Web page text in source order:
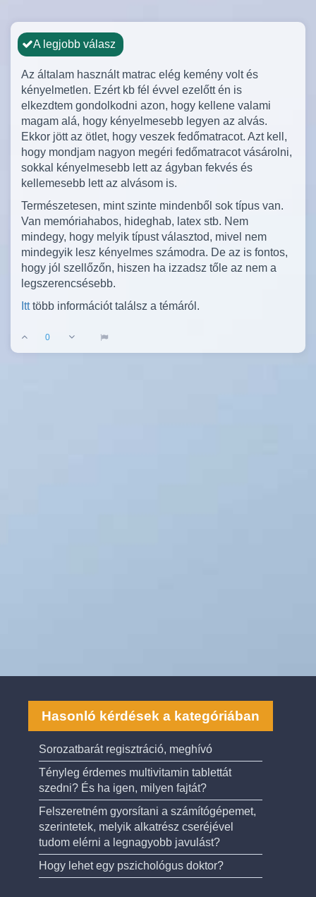
A legjobb válasz
Az általam használt matrac elég kemény volt és
kényelmetlen. Ezért kb fél évvel ezelőtt én is
elkezdtem gondolkodni azon, hogy kellene valami
magam alá, hogy kényelmesebb legyen az alvás.
Ekkor jött az ötlet, hogy veszek fedőmatracot. Azt kell,
hogy mondjam nagyon megéri fedőmatracot vásárolni,
sokkal kényelmesebb lett az ágyban fekvés és
kellemesebb lett az alvásom is.
Természetesen, mint szinte mindenből sok típus van.
Van memóriahabos, hideghab, latex stb. Nem
mindegy, hogy melyik típust választod, mivel nem
mindegyik lesz kényelmes számodra. De az is fontos,
hogy jól szellőzőn, hiszen ha izzadsz tőle az nem a
legszerencsésebb.
Itttöbb információt találsz a témáról.
0
Hasonló kérdések a kategóriában
Sorozatbarát regisztráció, meghívó
Tényleg érdemes multivitamin tablettát
szedni? És ha igen, milyen fajtát?
Felszeretném gyorsítani a számítógépemet,
szerintetek, melyik alkatrész cseréjével
tudom elérni a legnagyobb javulást?
Hogy lehet egy pszichológus doktor?